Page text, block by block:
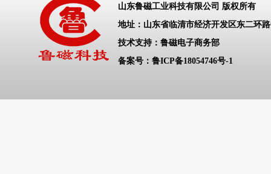
山东鲁磁工业科技有限公司 版权所有
地址：山东省临清市经济开发区东二环
技术支持：鲁磁电子商务部
备案号： 鲁ICP备18054746号-1